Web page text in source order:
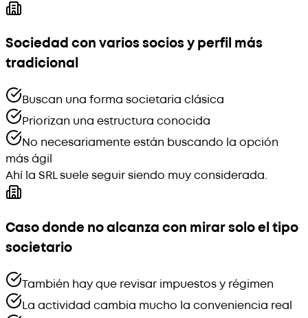
Sociedad con varios socios y perfil más
tradicional
Buscan una forma societaria clásica
Priorizan una estructura conocida
No necesariamente están buscando la opción
más ágil
Ahí la SRL suele seguir siendo muy considerada.
Caso donde no alcanza con mirar solo el tipo
societario
También hay que revisar impuestos y régimen
La actividad cambia mucho la conveniencia real